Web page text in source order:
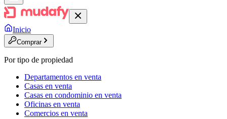
Inicio
Comprar
Por tipo de propiedad
Departamentos en venta
Casas en venta
Casas en condominio en venta
Oficinas en venta
Comercios en venta